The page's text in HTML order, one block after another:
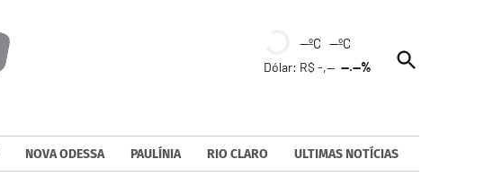
--ºC --ºC
Dólar: R$ -,----.--%
Open
Search
NOVA ODESSA PAULÍNIA RIO CLARO ULTIMAS NOTÍCIAS